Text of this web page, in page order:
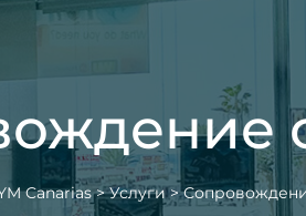
Canarias>Услуги>